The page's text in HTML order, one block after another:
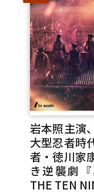
岩本照主演
大型忍者時
者・徳川家
き逆襲劇
THE TEN